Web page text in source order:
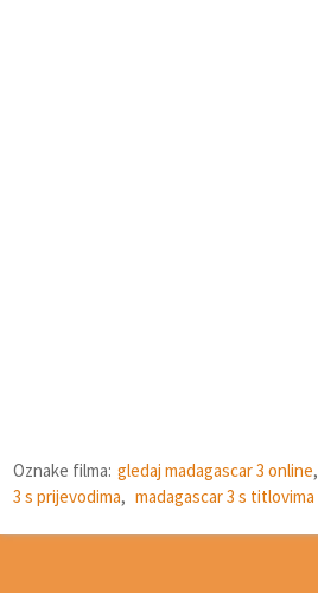
Oznake filma: gledaj madagascar 3 online,
3 s prijevodima, madagascar 3 s titlovima